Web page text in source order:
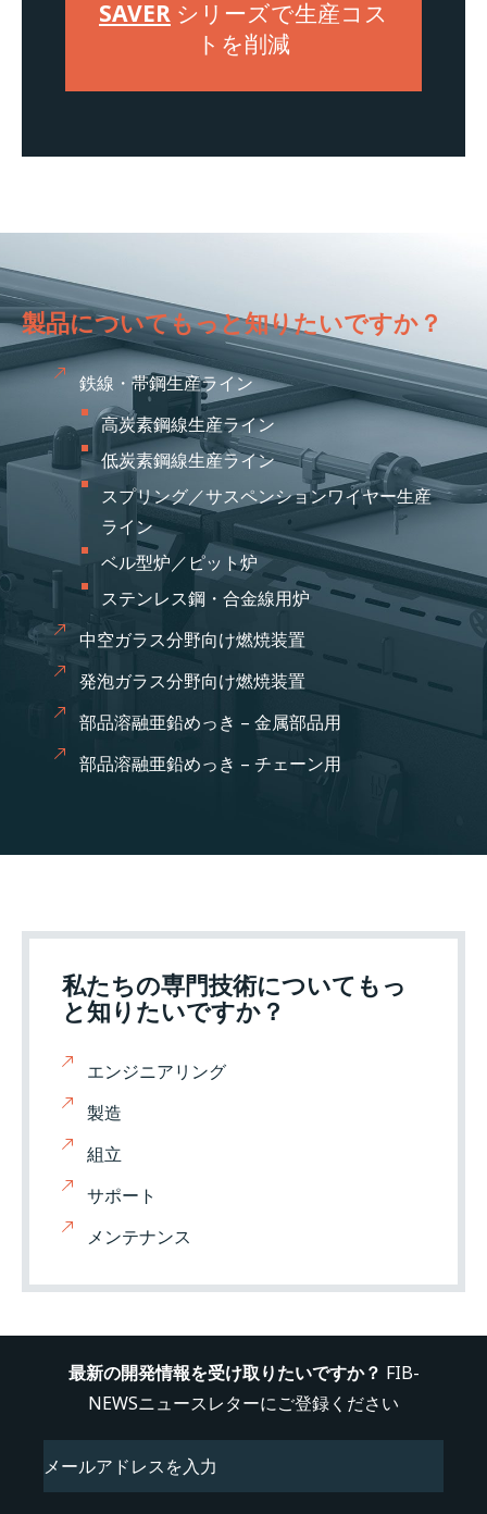
SAVER シリーズで生産コス
トを削減
製品についてもっと知りたいですか？
鉄線・帯鋼生産ライン
高炭素鋼線生産ライン
低炭素鋼線生産ライン
スプリング／サスペンションワイヤー生産
ライン
ベル型炉／ピット炉
ステンレス鋼・合金線用炉
中空ガラス分野向け燃焼装置
発泡ガラス分野向け燃焼装置
部品溶融亜鉛めっき – 金属部品用
部品溶融亜鉛めっき – チェーン用
私たちの専門技術についてもっ
と知りたいですか？
エンジニアリング
製造
組立
サポート
メンテナンス
最新の開発情報を受け取りたいですか？ FIB-
NEWSニュースレターにご登録ください